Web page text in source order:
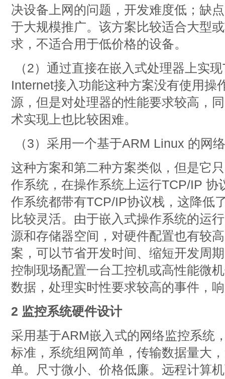
决设备上网的问题，开发难度低；缺
于大规模推广。该方案比较适合大型
求，不适合用于低价格的设备。
（2）通过直接在嵌入式处理器上实
Internet接入功能这种方案没有使用操
源，但是对处理器的性能要求较高，
术实现上也比较困难。
（3）采用一个基于ARM Linux 的网
这种方案和第二种方案类似，但是它
作系统，在操作系统上运行TCP/IP 协
作系统都带有TCP/IP协议栈，这降低
比较灵活。由于嵌入式操作系统的运
源和存储器空间，对硬件配置也有较
案，可以节省开发时间、缩短开发周
控制现场配置一台工控机或高性能微
数据，处理实时性要求较高的事件，
2 监控系统硬件设计
采用基于ARM嵌入式的网络监控系统
标准，系统组网简单，传输数据量大
单。尺寸微小、价格低廉。远程计算